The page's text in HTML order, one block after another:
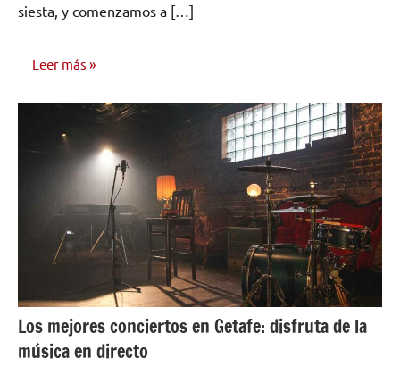
siesta, y comenzamos a […]
Leer más
Los mejores conciertos en Getafe: disfruta de la
música en directo